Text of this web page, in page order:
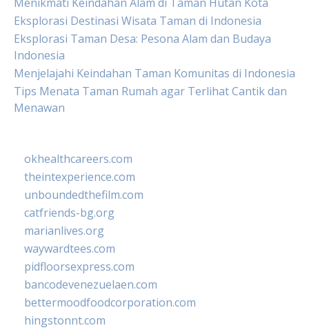
Eksplorasi Destinasi Wisata Taman di Indonesia
Eksplorasi Taman Desa: Pesona Alam dan Budaya
Indonesia
Menjelajahi Keindahan Taman Komunitas di Indonesia
Tips Menata Taman Rumah agar Terlihat Cantik dan
Menawan
okhealthcareers.com
theintexperience.com
unboundedthefilm.com
catfriends-bg.org
marianlives.org
waywardtees.com
pidfloorsexpress.com
bancodevenezuelaen.com
bettermoodfoodcorporation.com
hingstonnt.com